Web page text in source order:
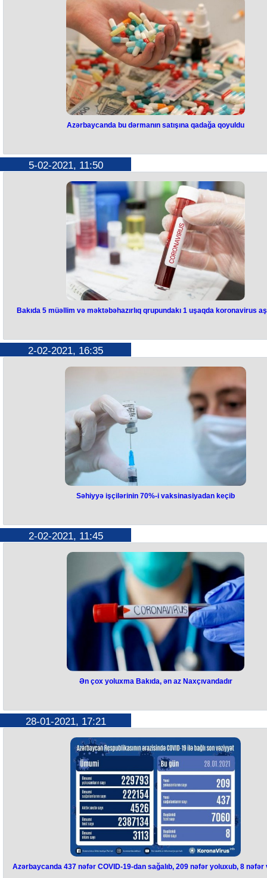
Azərbaycanda bu dərmanın satışına qadağa qoyuldu
5-02-2021, 11:50
Bakıda 5 müəllim və məktəbəhazırlıq qrupundakı 1 uşaqda koronavirus
2-02-2021, 16:35
Səhiyyə işçilərinin 70%-i vaksinasiyadan keçib
2-02-2021, 11:45
Ən çox yoluxma Bakıda, ən az Naxçıvandadır
28-01-2021, 17:21
Azərbaycanda 437 nəfər COVID-19-dan sağalıb, 209 nəfər yoluxub, 8 nəfər